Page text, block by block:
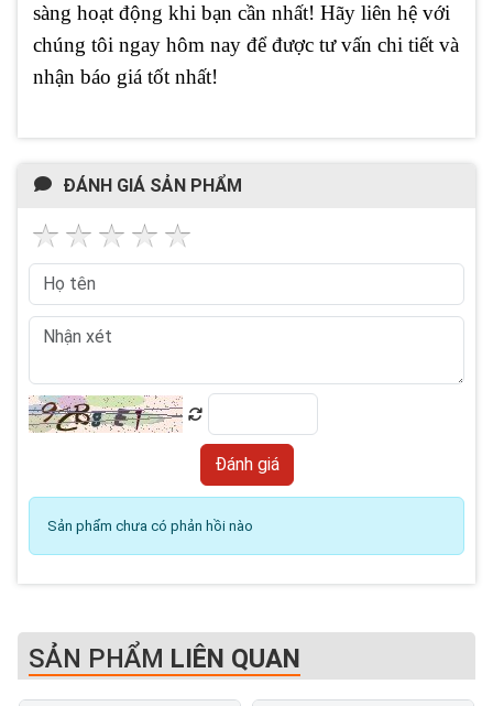
sàng hoạt động khi bạn cần nhất! Hãy liên hệ với
chúng tôi ngay hôm nay để được tư vấn chi tiết và
nhận báo giá tốt nhất!
ĐÁNH GIÁ SẢN PHẨM
Sản phẩm chưa có phản hồi nào
SẢN PHẨM LIÊN QUAN